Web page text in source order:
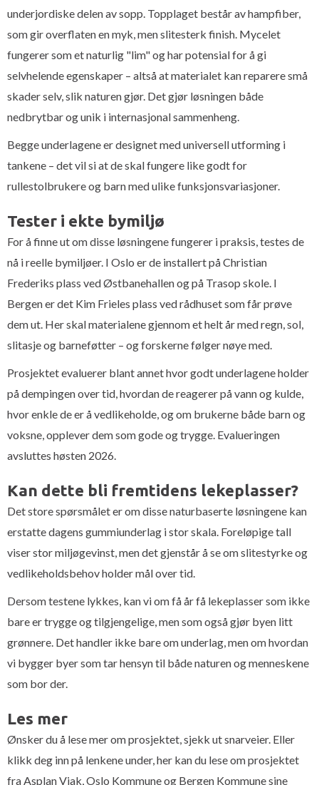
underjordiske delen av sopp. Topplaget består av hampfiber,
som gir overflaten en myk, men slitesterk finish. Mycelet
fungerer som et naturlig "lim" og har potensial for å gi
selvhelende egenskaper – altså at materialet kan reparere små
skader selv, slik naturen gjør. Det gjør løsningen både
nedbrytbar og unik i internasjonal sammenheng.
Begge underlagene er designet med universell utforming i
tankene – det vil si at de skal fungere like godt for
rullestolbrukere og barn med ulike funksjonsvariasjoner.
Tester i ekte bymiljø
For å finne ut om disse løsningene fungerer i praksis, testes de
nå i reelle bymiljøer. I Oslo er de installert på Christian
Frederiks plass ved Østbanehallen og på Trasop skole. I
Bergen er det Kim Frieles plass ved rådhuset som får prøve
dem ut. Her skal materialene gjennom et helt år med regn, sol,
slitasje og barneføtter – og forskerne følger nøye med.
Prosjektet evaluerer blant annet hvor godt underlagene holder
på dempingen over tid, hvordan de reagerer på vann og kulde,
hvor enkle de er å vedlikeholde, og om brukerne både barn og
voksne, opplever dem som gode og trygge. Evalueringen
avsluttes høsten 2026.
Kan dette bli fremtidens lekeplasser?
Det store spørsmålet er om disse naturbaserte løsningene kan
erstatte dagens gummiunderlag i stor skala. Foreløpige tall
viser stor miljøgevinst, men det gjenstår å se om slitestyrke og
vedlikeholdsbehov holder mål over tid.
Dersom testene lykkes, kan vi om få år få lekeplasser som ikke
bare er trygge og tilgjengelige, men som også gjør byen litt
grønnere. Det handler ikke bare om underlag, men om hvordan
vi bygger byer som tar hensyn til både naturen og menneskene
som bor der.
Les mer
Ønsker du å lese mer om prosjektet, sjekk ut snarveier. Eller
klikk deg inn på lenkene under, her kan du lese om prosjektet
fra Asplan Viak, Oslo Kommune og Bergen Kommune sine